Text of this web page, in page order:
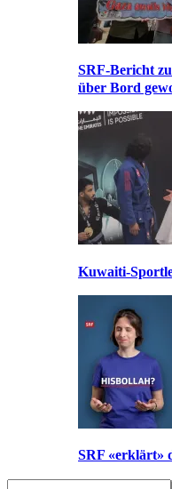
SRF-Bericht
über Bord
Kuwaiti-
SRF «erklärt»